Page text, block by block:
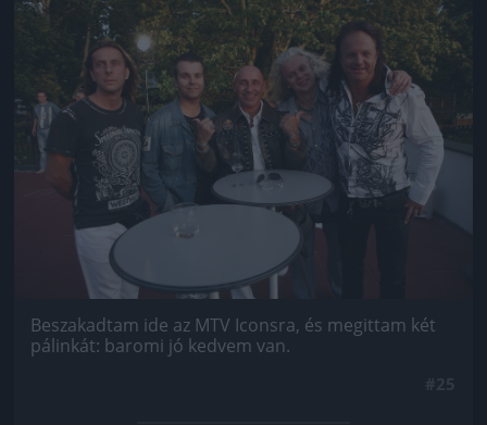
Jön még kép!
Beszakadtam ide az MTV Iconsra, és megittam két
pálinkát: baromi jó kedvem van.